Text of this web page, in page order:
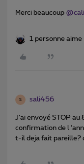
Merci beaucoup
1 personne aime
S sali456
J’ai envoyé STOP
confirmation de l
t-il deja fait pareille?